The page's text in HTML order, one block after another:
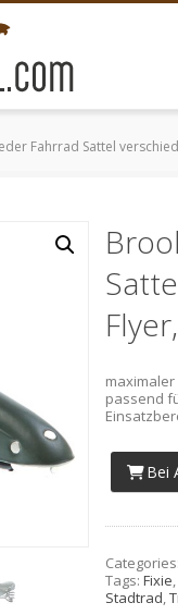
Fahrrad Sattel
maximaler
passend
Bei
Categories:
Tags: Fixie,
Stadtrad,